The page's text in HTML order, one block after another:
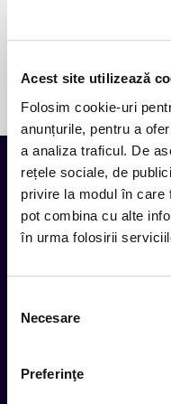
Acest site utilizează
Folosim cookie-uri
anunțurile, pentru a
a analiza traficul. De
rețele sociale, de
privire la modul în care
pot combina cu alte
în urma folosirii
consimțământului
Necesare
Preferinţe
accesând butonul
biletele adăugate în
Tot ce te
inbox.
evenimentele noi.